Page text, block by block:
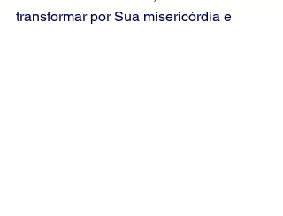
transformar por Sua misericórdia e